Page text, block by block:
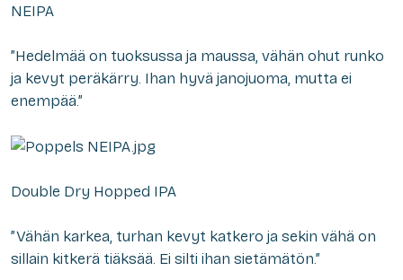
NEIPA
”Hedelmää on tuoksussa ja maussa, vähän ohut runko
ja kevyt peräkärry. Ihan hyvä janojuoma, mutta ei
enempää.”
Double Dry Hopped IPA
”Vähän karkea, turhan kevyt katkero ja sekin vähä on
sillain kitkerä tiäksää. Ei silti ihan sietämätön.”